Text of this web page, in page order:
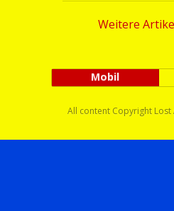
Weitere
Mobil
All content Copyright Lost